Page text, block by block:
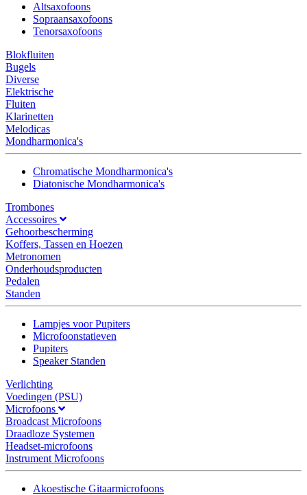
Altsaxofoons
Sopraansaxofoons
Tenorsaxofoons
Blokfluiten
Bugels
Diverse
Elektrische
Fluiten
Klarinetten
Melodicas
Mondharmonica's
Chromatische Mondharmonica's
Diatonische Mondharmonica's
Trombones
Accessoires
Gehoorbescherming
Koffers, Tassen en Hoezen
Metronomen
Onderhoudsproducten
Pedalen
Standen
Lampjes voor Pupiters
Microfoonstatieven
Pupiters
Speaker Standen
Verlichting
Voedingen (PSU)
Microfoons
Broadcast Microfoons
Draadloze Systemen
Headset-microfoons
Instrument Microfoons
Akoestische Gitaarmicrofoons